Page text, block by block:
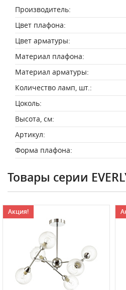
Производитель:
Цвет плафона:
Цвет арматуры:
Материал плафона:
Материал арматуры:
Количество ламп, шт.:
Цоколь:
Высота, см:
Артикул:
Форма плафона:
Товары серии
Акция!